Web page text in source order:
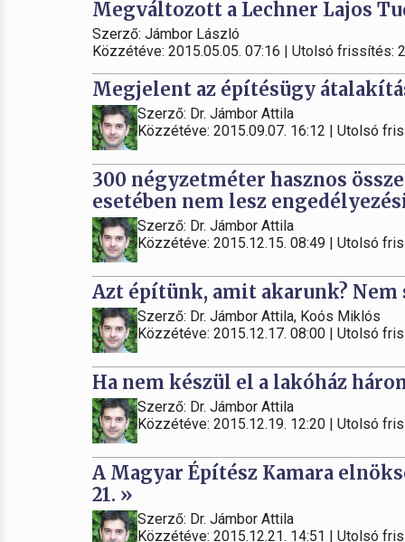
Megváltozott a Lechner Lajos
Szerző: Jámbor László
Közzétéve: 2015.05.05. 07:16 | Utolsó frissítés:
Megjelent az építésügy
Szerző: Dr. Jámbor Attila
Közzétéve: 2015.09.07. 16:12 | Utolsó
300 négyzetméter hasznos
esetében nem lesz
Szerző: Dr. Jámbor Attila
Közzétéve: 2015.12.15. 08:49 | Utolsó
Azt építünk, amit akarunk? Nem
Szerző: Dr. Jámbor Attila, Koós Miklós
Közzétéve: 2015.12.17. 08:00 | Utolsó
Ha nem készül el a lakóház
Szerző: Dr. Jámbor Attila
Közzétéve: 2015.12.19. 12:20 | Utolsó
A Magyar Építész Kamara
21. »
Szerző: Dr. Jámbor Attila
Közzétéve: 2015.12.21. 14:51 | Utolsó